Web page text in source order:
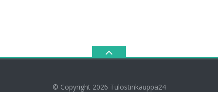
© Copyright 2026 Tulostinkauppa24